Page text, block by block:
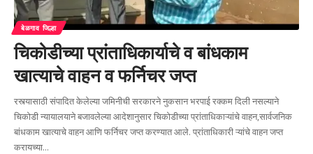
बेळगाव जिल्हा
चिकोडीच्या प्रांताधिकार्याचे व बांधकाम
खात्याचे वाहन व फर्निचर जप्त
रस्त्यासाठी संपादित केलेल्या जमिनीची सरकारने नुकसान भरपाई रक्कम दिली नसल्याने
चिकोडी न्यायालयाने बजावलेल्या आदेशानुसार चिकोडीच्या प्रांताधिकाऱ्यांचे वाहन,सार्वजनिक
बांधकाम खात्याचे वाहन आणि फर्निचर जप्त करण्यात आले. प्रांताधिकारी ऱ्यांचे वाहन जप्त
करायच्या…